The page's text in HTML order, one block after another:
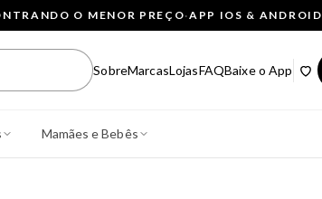
O MENOR PREÇO·APP IOS & ANDROID
SobreMarcasLojasFAQBaixe o App
Mamães e Bebês